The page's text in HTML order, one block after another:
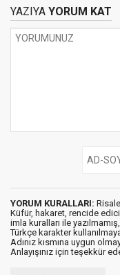
YAZIYA YORUM KAT
YORUM KURALLARI:
Küfür, hakaret, rencide
imla kuralları ile yazılmamış,
Türkçe karakter
Adınız kısmına uygun
Anlayışınız için teşekkür